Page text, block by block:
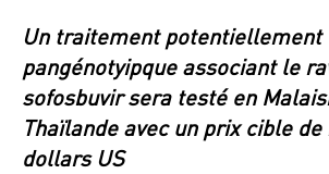
Un traitement potentiellement
pangénotyipque associant le
sofosbuvir sera testé en
Thaïlande avec un prix cible de
dollars US